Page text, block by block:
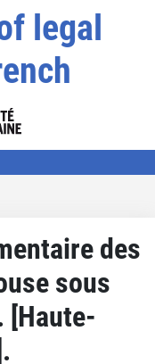
legal
des
sous
[Haute-